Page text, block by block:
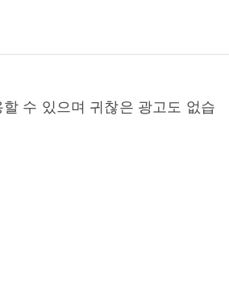
수 있으며 귀찮은 광고도 없습